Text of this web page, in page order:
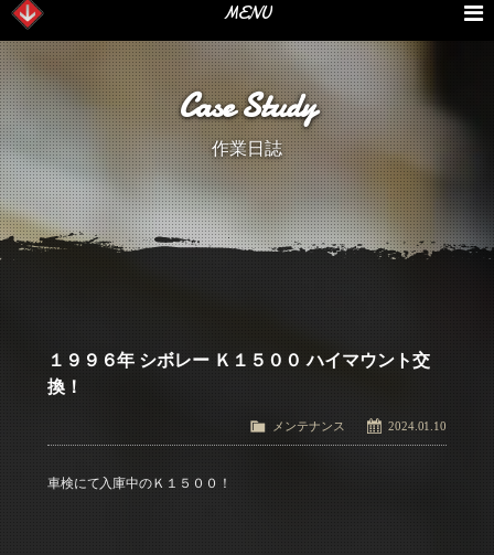
MENU
Our Serivce
業務内容 在庫車情報
Parts Sales
パーツ情報 Case Study
作業日誌
Blog
つぶやき Factory
会社概要
Case Study
作業日誌
１９９６年 シボレー Ｋ１５００ ハイマウント交
換！
2024.01.10
メンテナンス
車検にて入庫中のＫ１５００！